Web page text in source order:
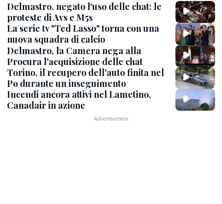
Delmastro, negato l'uso delle chat: le
proteste di Avs e M5s
La serie tv "Ted Lasso" torna con una
nuova squadra di calcio
Delmastro, la Camera nega alla
Procura l'acquisizione delle chat
Torino, il recupero dell'auto finita nel
Po durante un inseguimento
Incendi ancora attivi nel Lametino,
Canadair in azione